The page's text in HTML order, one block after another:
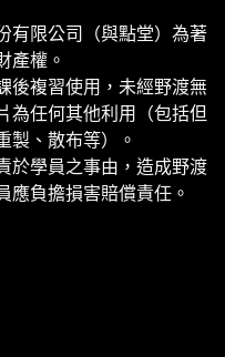
有限公司（與點堂）為著
產權。
後複習使用，未經野渡無
為任何其他利用（包括但
製、散布等）。
於學員之事由，造成野渡
應負擔損害賠償責任。